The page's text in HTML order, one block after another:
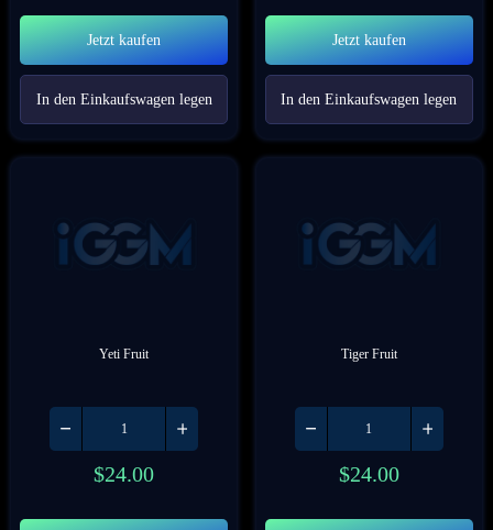
Jetzt kaufen
In den Einkaufswagen legen
Jetzt kaufen
In den Einkaufswagen legen
Yeti Fruit
$24.00
Tiger Fruit
$24.00